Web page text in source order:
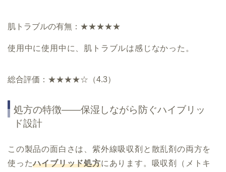
肌トラブルの有無：★★★★★
使用中に使用中に、肌トラブルは感じなかった。
総合評価：★★★★☆（4.3）
処方の特徴——保湿しながら防ぐハイブリッ
ド設計
この製品の面白さは、紫外線吸収剤と散乱剤の両方を
使ったハイブリッド処方にあります。吸収剤（メトキ